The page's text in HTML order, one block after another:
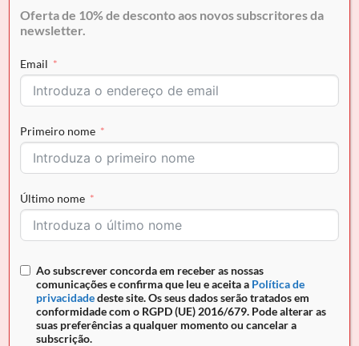
Pague em
Em stock
50€ e pagamento seguro
REF:26250214.32.99
DESCRIÇÃO
Oferta de 10% de desconto aos novos subscritores da
newsletter.
Email
Primeiro nome
Último nome
Ao subscrever concorda em receber as nossas
comunicações e confirma que leu e aceita a Política de
privacidadedeste site. Os seus dados serão tratados em
conformidade com o RGPD (UE) 2016/679. Pode alterar as
suas preferências a qualquer momento ou cancelar a
subscrição.